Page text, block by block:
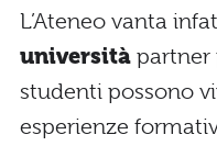
L’Ateneo vanta
università partner
studenti possono
esperienze